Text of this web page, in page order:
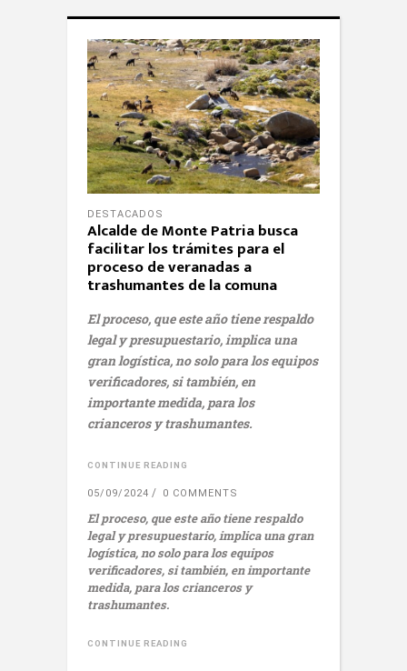
DESTACADOS
Alcalde de Monte Patria busca
facilitar los trámites para el
proceso de veranadas a
trashumantes de la comuna
El proceso, que este año tiene respaldo
legal y presupuestario, implica una
gran logística, no solo para los equipos
verificadores, si también, en
importante medida, para los
crianceros y trashumantes.
CONTINUE READING
05/09/2024 0 COMMENTS
El proceso, que este año tiene respaldo
legal y presupuestario, implica una gran
logística, no solo para los equipos
verificadores, si también, en importante
medida, para los crianceros y
trashumantes.
CONTINUE READING